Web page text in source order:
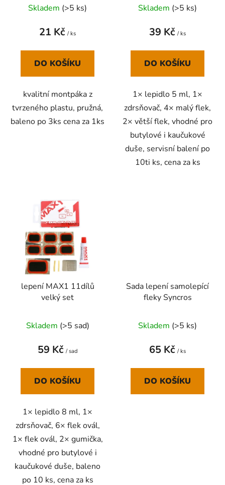
Skladem (>5 ks)
21 Kč / ks
DO KOŠÍKU
kvalitní montpáka z
tvrzeného plastu, pružná,
baleno po 3ks cena za 1ks
Skladem (>5 ks)
39 Kč / ks
DO KOŠÍKU
1× lepidlo 5 ml, 1×
zdrsňovač, 4× malý flek,
2× větší flek, vhodné pro
butylové i kaučukové
duše, servisní balení po
10ti ks, cena za ks
lepení MAX1 11dílů
velký set
Skladem (>5 sad)
59 Kč / sad
DO KOŠÍKU
1× lepidlo 8 ml, 1×
zdrsňovač, 6× flek ovál,
1× flek ovál, 2× gumička,
vhodné pro butylové i
kaučukové duše, baleno
po 10 ks, cena za ks
Sada lepení samolepící
fleky Syncros
Skladem (>5 ks)
65 Kč / ks
DO KOŠÍKU